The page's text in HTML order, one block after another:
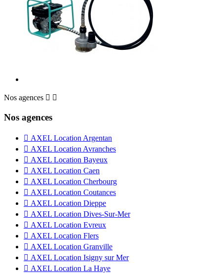
Nos agences  
Nos agences
 AXEL Location Argentan
 AXEL Location Avranches
 AXEL Location Bayeux
 AXEL Location Caen
 AXEL Location Cherbourg
 AXEL Location Coutances
 AXEL Location Dieppe
 AXEL Location Dives-Sur-Mer
 AXEL Location Evreux
 AXEL Location Flers
 AXEL Location Granville
 AXEL Location Isigny sur Mer
 AXEL Location La Haye